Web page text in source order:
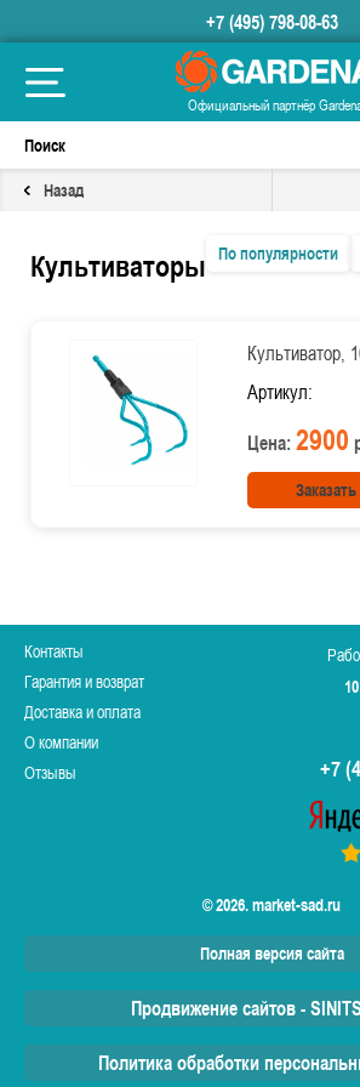
+7 (495) 798-08-63
Официальный партнёр
Назад
Культиваторы По популярности
Культиватор,
Артикул:
Цена: 2900
Заказать
Контакты
Гарантия и возврат
Доставка и оплата
О компании
Отзывы
+7
© 2026. market-sad.ru
Полная версия сайта
Продвижение сайтов -
Политика обработки